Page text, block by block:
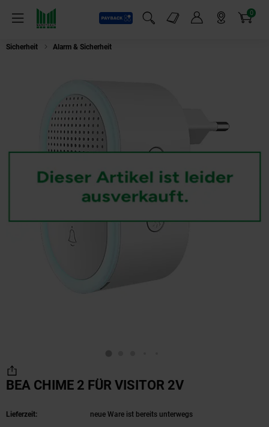
Menü
Payback
Suchfeld einblenden
Markt-Angebote 0
Artikel
Sicherheit Alarm & Sicherheit
BEA CHIME 2 FÜR VISITOR 2V
Lieferzeit: neue Ware ist bereits unterwegs